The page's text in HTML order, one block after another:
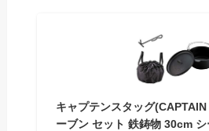
キャプテンスタッグ
ーブン セット 鉄鋳物 30cm